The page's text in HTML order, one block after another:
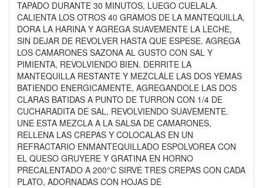
TAPADO DURANTE 30 MINUTOS, LUEGO CUELALA.
CALIENTA LOS OTROS 40 GRAMOS DE LA MANTEQUILLA,
DORA LA HARINA Y AGREGA SUAVEMENTE LA LECHE,
SIN DEJAR DE REVOLVER HASTA QUE ESPESE. AGREGA
LOS CAMARONES SAZONA AL GUSTO CON SAL Y
PIMIENTA, REVOLVIENDO BIEN. DERRITE LA
MANTEQUILLA RESTANTE Y MEZCLALE LAS DOS YEMAS
BATIENDO ENERGICAMENTE, AGREGANDOLE LAS DOS
CLARAS BATIDAS A PUNTO DE TURRON CON 1/4 DE
CUCHARADITA DE SAL, REVOLVIENDO SUAVEMENTE.
UNE ESTA MEZCLA A LA SALSA DE CAMARONES,
RELLENA LAS CREPAS Y COLOCALAS EN UN
REFRACTARIO ENMANTEQUILLADO ESPOLVOREA CON
EL QUESO GRUYERE Y GRATINA EN HORNO
PRECALENTADO A 200°C SIRVE TRES CREPAS CON CADA
PLATO, ADORNADAS CON HOJAS DE